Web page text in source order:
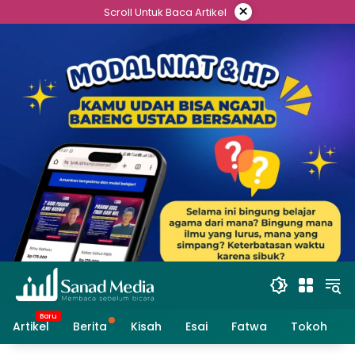
to
Scroll Untuk Baca Artikel ×
Artikel Berita Kisah Esai Fatwa Tokoh